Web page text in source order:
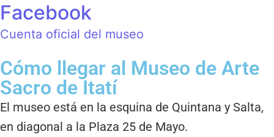
Facebook
Cuenta oficial del museo
Cómo llegar al Museo de Arte
Sacro de Itatí
El museo está en la esquina de Quintana y Salta,
en diagonal a la Plaza 25 de Mayo.